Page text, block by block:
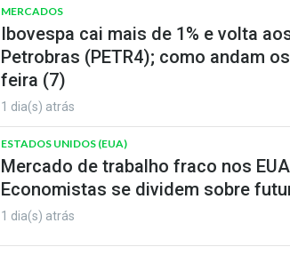
MERCADOS
Ibovespa cai mais de 1% e volta
Petrobras (PETR4); como andam
feira (7)
1 dia(s) atrás
ESTADOS UNIDOS (EUA)
Mercado de trabalho fraco nos
Economistas se dividem sobre
1 dia(s) atrás